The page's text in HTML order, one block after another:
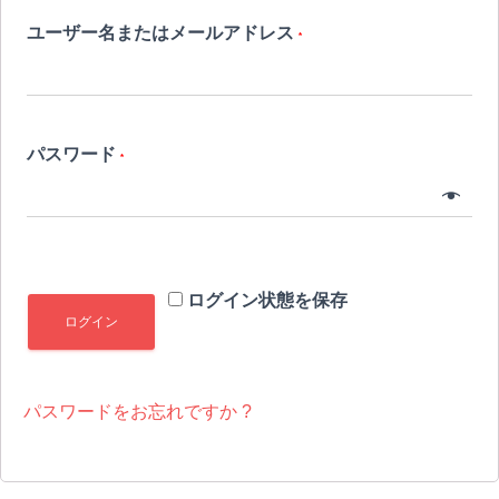
ユーザー名またはメールアドレス *
パスワード *
ログイン状態を保存
ログイン
パスワードをお忘れですか ?